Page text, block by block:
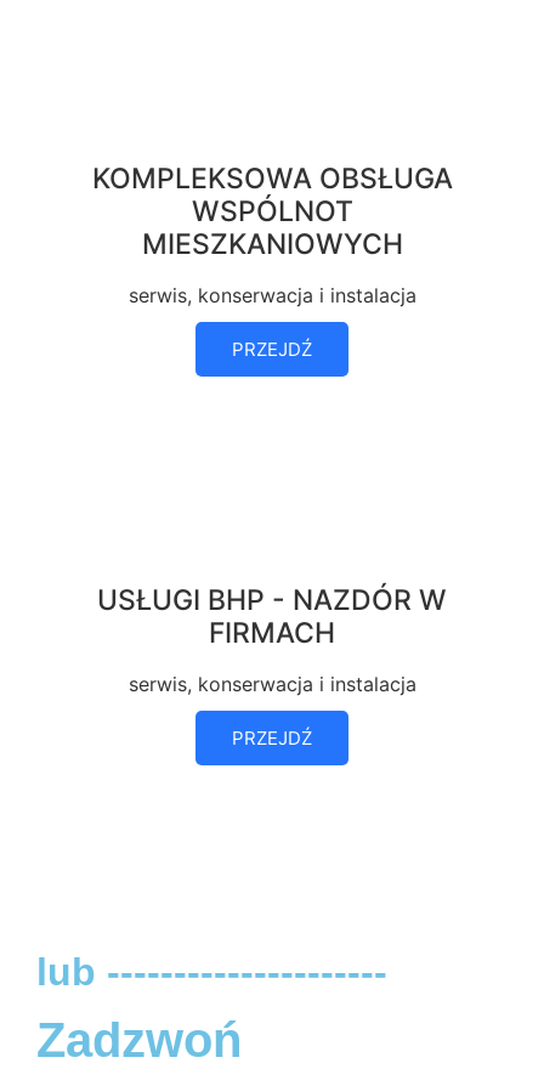
KOMPLEKSOWA OBSŁUGA
WSPÓLNOT
MIESZKANIOWYCH
serwis, konserwacja i instalacja
PRZEJDŹ
USŁUGI BHP - NAZDÓR W
FIRMACH
serwis, konserwacja i instalacja
PRZEJDŹ
lub ---------------------
Zadzwoń